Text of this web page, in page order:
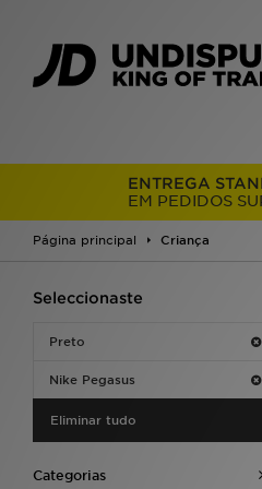
ENTREGA
EM PEDIDOS
Página principal Criança
Seleccionaste
Preto
Nike Pegasus
Eliminar tudo
Categorias